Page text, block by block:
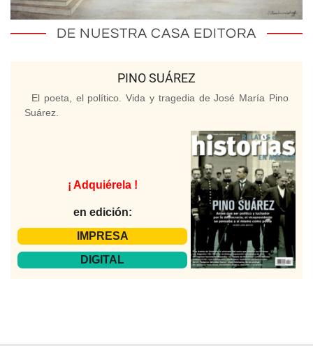
DE NUESTRA CASA EDITORA
PINO SUÁREZ
El poeta, el político. Vida y tragedia de José María Pino
Suárez.
¡ Adquiérela !
en edición:
IMPRESA
DIGITAL